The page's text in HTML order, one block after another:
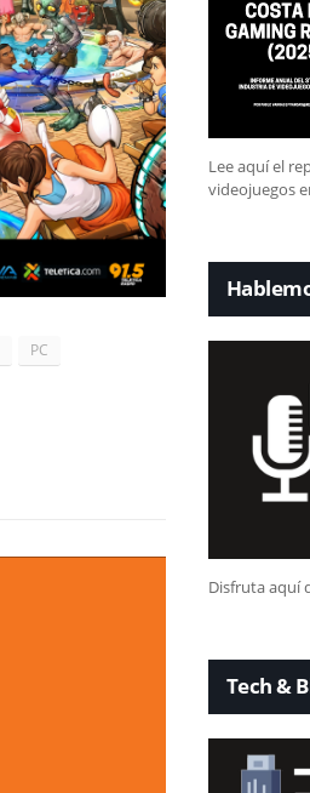
PC
Lee aquí el
videojuegos
Disfruta aquí
Tech &